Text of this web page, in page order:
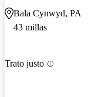
Bala Cynwyd, PA
43 millas
Trato justo